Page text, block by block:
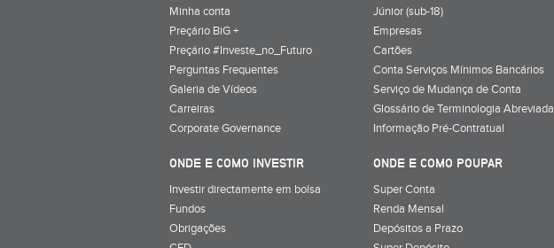
Minha conta
Preçário BiG +
Preçário #Investe_no_Futuro
Perguntas Frequentes
Galeria de Vídeos
Carreiras
Corporate Governance
Júnior (sub-18)
Empresas
Cartões
Conta Serviços Mínimos Bancários
Serviço de Mudança de Conta
Glossário de Terminologia Abreviada
Informação Pré-Contratual
ONDE E COMO INVESTIR
Investir directamente em bolsa
Fundos
Obrigações
ONDE E COMO POUPAR
Super Conta
Renda Mensal
Depósitos a Prazo